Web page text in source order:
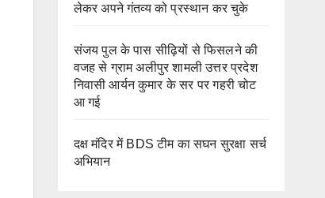
लेकर अपने गंतव्य को प्रस्थान कर चुके
संजय पुल के पास सीढ़ियों से फिसलने की
वजह से ग्राम अलीपुर शामली उत्तर प्रदेश
निवासी आर्यन कुमार के सर पर गहरी चोट
आ गई
दक्ष मंदिर में BDS टीम का सघन सुरक्षा सर्च
अभियान